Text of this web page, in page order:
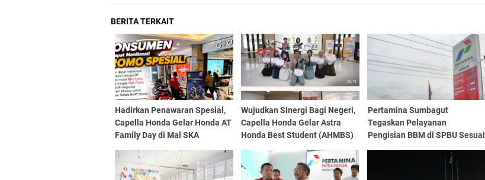
BERITA TERKAIT
Hadirkan Penawaran Spesial,
Capella Honda Gelar Honda AT
Family Day di Mal SKA
Wujudkan Sinergi Bagi Negeri,
Capella Honda Gelar Astra
Honda Best Student (AHMBS)
Pertamina Sumbagut
Tegaskan Pelayanan
Pengisian BBM di SPBU Sesuai